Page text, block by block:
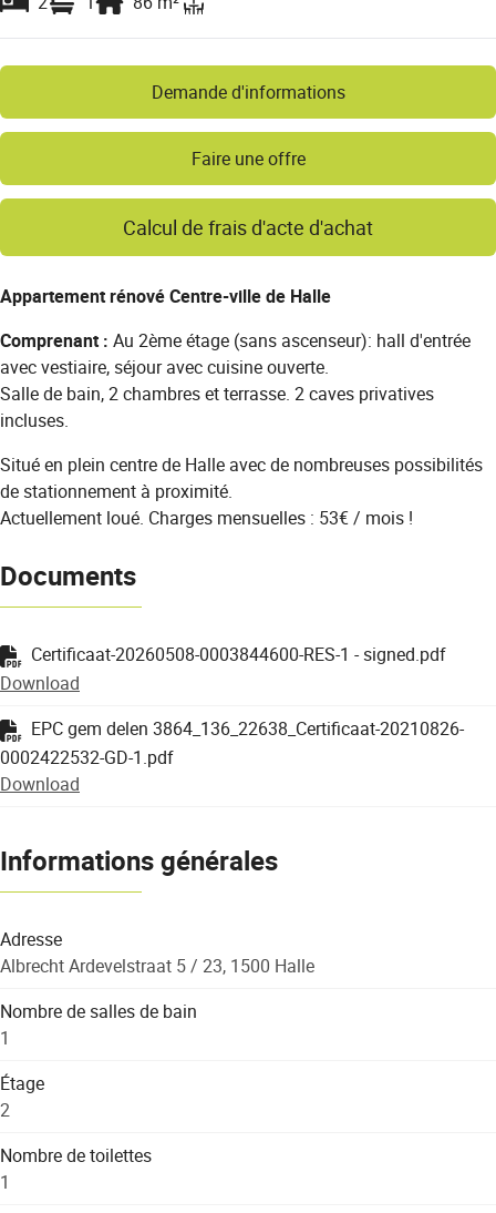
Demande d'informations
Faire une offre
Calcul de frais d'acte d'achat
Appartement rénové Centre-ville de Halle
Comprenant : Au 2ème étage (sans ascenseur): hall d'entrée
avec vestiaire, séjour avec cuisine ouverte.
Salle de bain, 2 chambres et terrasse. 2 caves privatives
incluses.
Situé en plein centre de Halle avec de nombreuses possibilités
de stationnement à proximité.
Actuellement loué. Charges mensuelles : 53€ / mois !
Documents
Certificaat-20260508-0003844600-RES-1 - signed.pdf
Download
EPC gem delen 3864_136_22638_Certificaat-20210826-
0002422532-GD-1.pdf
Download
Informations générales
Adresse
Albrecht Ardevelstraat 5 / 23, 1500 Halle
Nombre de salles de bain
1
Étage
2
Nombre de toilettes
1